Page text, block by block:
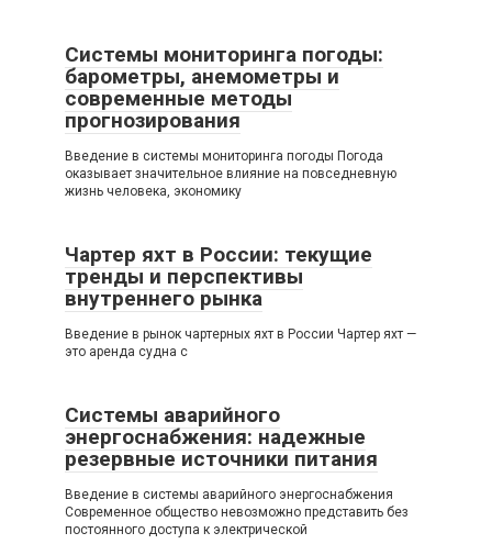
Системы мониторинга погоды:
барометры, анемометры и
современные методы
прогнозирования
Введение в системы мониторинга погоды Погода
оказывает значительное влияние на повседневную
жизнь человека, экономику
Чартер яхт в России: текущие
тренды и перспективы
внутреннего рынка
Введение в рынок чартерных яхт в России Чартер яхт —
это аренда судна с
Системы аварийного
энергоснабжения: надежные
резервные источники питания
Введение в системы аварийного энергоснабжения
Современное общество невозможно представить без
постоянного доступа к электрической